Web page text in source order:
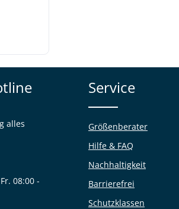
alles
08:00 -
Service
Größenberater
Hilfe & FAQ
Nachhaltigkeit
Barrierefrei
Schutzklassen